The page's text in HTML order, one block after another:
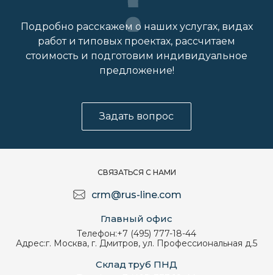
Подробно расскажем о наших услугах, видах
работ и типовых проектах, рассчитаем
стоимость и подготовим индивидуальное
предложение!
Задать вопрос
СВЯЗАТЬСЯ С НАМИ
crm@rus-line.com
Главный офис
Телефон:+7 (495) 777-18-44
Адрес:г. Москва, г. Дмитров, ул. Профессиональная д.5
Склад труб ПНД